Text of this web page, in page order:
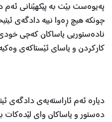
پەیوەست بێت بە پێكهێنانی ئەم
چونكە هیچ ڕەوا نییە دادگەی
نادەستوریی یاساكان كەچی
كاركردن و یاسای ئێستاكەی
دیارە ئەم ئاراستەیەی دادگەی
دەستور و یاساكان وای لێدەكات